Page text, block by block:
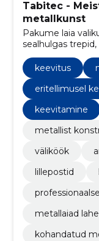
Tabitec -
metallkunst
Pakume laia
sealhulgas trepid,
eesmärk on olla
metallitööde
keevitus
eritellimusel
keevitamine
metallist
väliköök
lillepostid
metallaiad
kohandatud